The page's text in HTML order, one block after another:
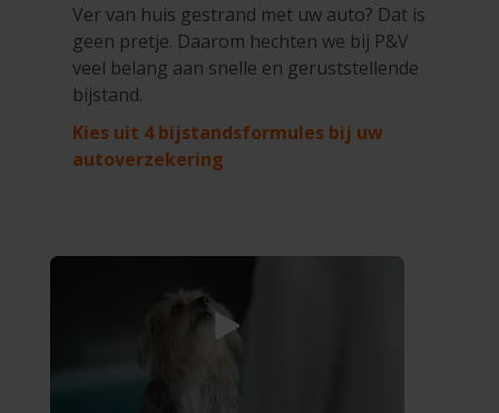
Ver van huis gestrand met uw auto? Dat is
geen pretje. Daarom hechten we bij P&V
veel belang aan snelle en geruststellende
bijstand.
Kies uit 4 bijstandsformules bij uw
autoverzekering